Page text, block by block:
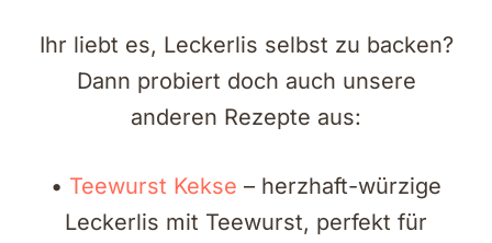
Ihr liebt es, Leckerlis selbst zu backen?
Dann probiert doch auch unsere
anderen Rezepte aus:
• Teewurst Kekse – herzhaft-würzige
Leckerlis mit Teewurst, perfekt für